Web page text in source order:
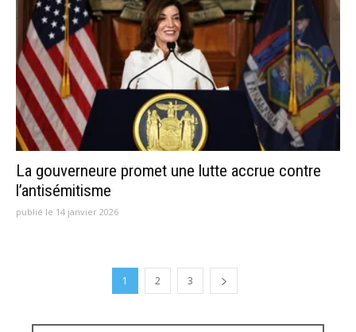
La gouverneure promet une lutte accrue contre
l’antisémitisme
publié le 14 janvier 2026
1 2 3